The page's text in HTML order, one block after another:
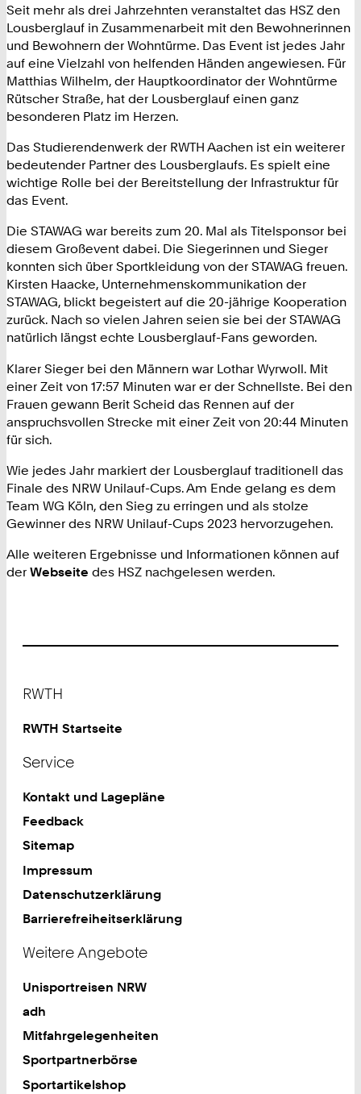
Seit mehr als drei Jahrzehnten veranstaltet das HSZ den
Lousberglauf in Zusammenarbeit mit den Bewohnerinnen
und Bewohnern der Wohntürme. Das Event ist jedes Jahr
auf eine Vielzahl von helfenden Händen angewiesen. Für
Matthias Wilhelm, der Hauptkoordinator der Wohntürme
Rütscher Straße, hat der Lousberglauf einen ganz
besonderen Platz im Herzen.
Das Studierendenwerk der RWTH Aachen ist ein weiterer
bedeutender Partner des Lousberglaufs. Es spielt eine
wichtige Rolle bei der Bereitstellung der Infrastruktur für
das Event.
Die STAWAG war bereits zum 20. Mal als Titelsponsor bei
diesem Großevent dabei. Die Siegerinnen und Sieger
konnten sich über Sportkleidung von der STAWAG freuen.
Kirsten Haacke, Unternehmenskommunikation der
STAWAG, blickt begeistert auf die 20-jährige Kooperation
zurück. Nach so vielen Jahren seien sie bei der STAWAG
natürlich längst echte Lousberglauf-Fans geworden.
Klarer Sieger bei den Männern war Lothar Wyrwoll. Mit
einer Zeit von 17:57 Minuten war er der Schnellste. Bei den
Frauen gewann Berit Scheid das Rennen auf der
anspruchsvollen Strecke mit einer Zeit von 20:44 Minuten
für sich.
Wie jedes Jahr markiert der Lousberglauf traditionell das
Finale des NRW Unilauf-Cups. Am Ende gelang es dem
Team WG Köln, den Sieg zu erringen und als stolze
Gewinner des NRW Unilauf-Cups 2023 hervorzugehen.
Alle weiteren Ergebnisse und Informationen können auf
der Webseite des HSZ nachgelesen werden.
RWTH
RWTH Startseite
Service
Kontakt und Lagepläne
Feedback
Sitemap
Impressum
Datenschutzerklärung
Barrierefreiheitserklärung
Weitere Angebote
Unisportreisen NRW
adh
Mitfahrgelegenheiten
Sportpartnerbörse
Sportartikelshop